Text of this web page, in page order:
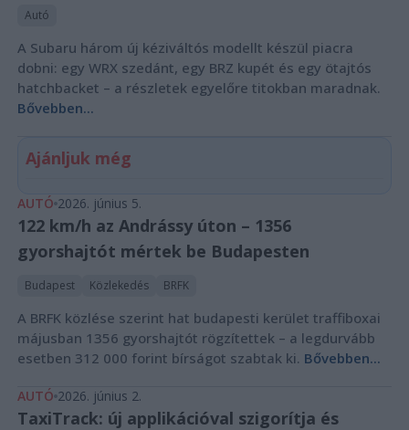
Autó
A Subaru három új kéziváltós modellt készül piacra
dobni: egy WRX szedánt, egy BRZ kupét és egy ötajtós
hatchbacket – a részletek egyelőre titokban maradnak.
Bővebben...
Ajánljuk még
AUTÓ 2026. június 5.
122 km/h az Andrássy úton – 1356
gyorshajtót mértek be Budapesten
Budapest Közlekedés BRFK
A BRFK közlése szerint hat budapesti kerület traffiboxai
májusban 1356 gyorshajtót rögzítettek – a legdurvább
esetben 312 000 forint bírságot szabtak ki. Bővebben...
AUTÓ 2026. június 2.
TaxiTrack: új applikációval szigorítja és